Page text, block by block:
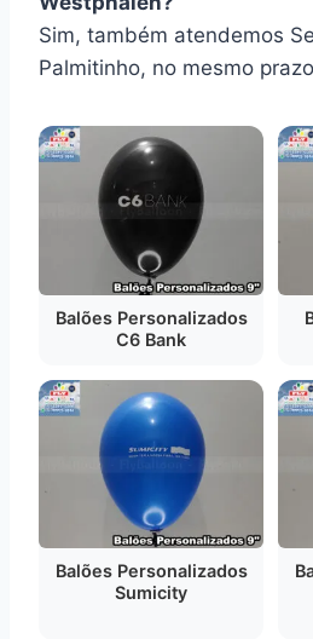
Sim, também atendemos
Palmitinho, no mesmo
Balões Personalizados
C6 Bank
Balões Personalizados
Sumicity